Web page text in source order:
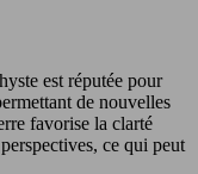
est réputée pour
de nouvelles
favorise la clarté
ce qui peut